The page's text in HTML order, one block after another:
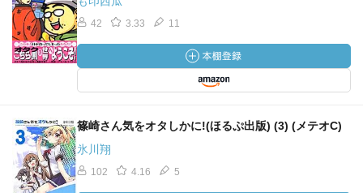
42 3.33 11
篠崎さん気をオタしかに!(ほるぷ出版) (3) (メテオC)
氷川翔
102 4.16 5